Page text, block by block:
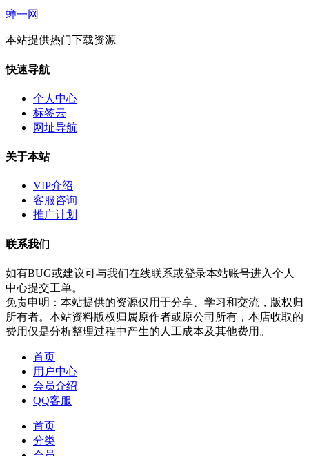
蝉一网
本站提供热门下载资源
快速导航
个人中心
标签云
网址导航
关于本站
VIP介绍
客服咨询
推广计划
联系我们
如有BUG或建议可与我们在线联系或登录本站账号进入个人
中心提交工单。
免责申明：本站提供的资源仅用于分享、学习和交流，版权归
所有者。本站资料版权归属原作者或原公司所有，本店收取的
费用仅是分析整理过程中产生的人工成本及其他费用。
首页
用户中心
会员介绍
QQ客服
首页
分类